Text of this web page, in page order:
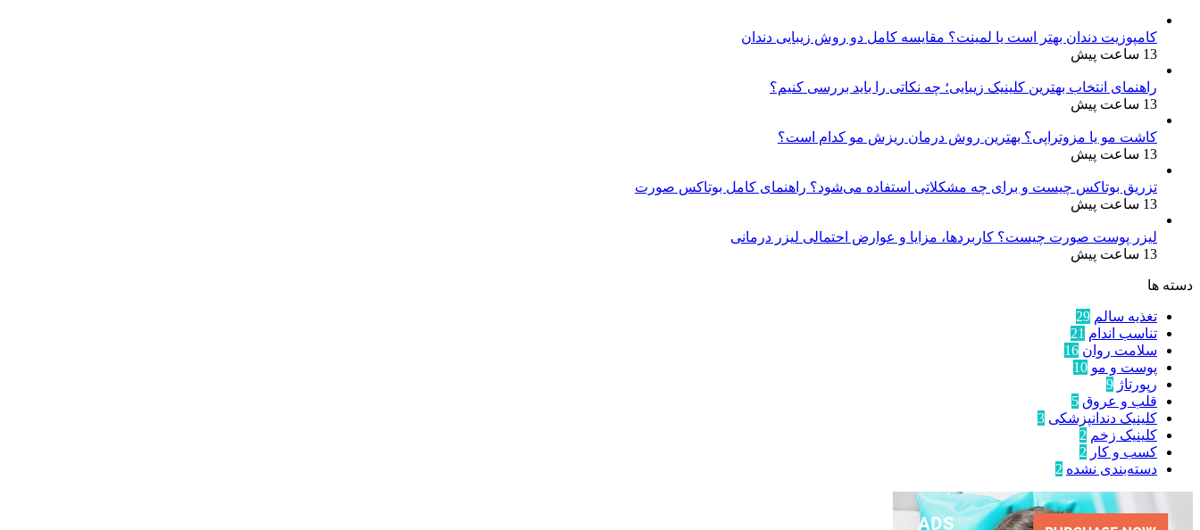
کامپوزیت دندان بهتر است یا لمینت؟ مقایسه کامل دو روش زیبایی دندان
13 ساعت پیش
راهنمای انتخاب بهترین کلینیک زیبایی؛ چه نکاتی را باید بررسی کنیم؟
13 ساعت پیش
کاشت مو یا مزوتراپی؟ بهترین روش درمان ریزش مو کدام است؟
13 ساعت پیش
تزریق بوتاکس چیست و برای چه مشکلاتی استفاده می‌شود؟ راهنمای کامل بوتاکس صورت
13 ساعت پیش
لیزر پوست صورت چیست؟ کاربردها، مزایا و عوارض احتمالی لیزر درمانی
13 ساعت پیش
دسته ها
تغذیه سالم 29
تناسب اندام 21
سلامت روان 16
پوست و مو 10
رپورتاژ 9
قلب و عروق 5
کلینیک دندانپزشکی 3
کلینیک زخم 2
کسب و کار 2
دسته‌بندی نشده 2